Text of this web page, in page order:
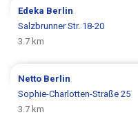
Edeka Berlin
Salzbrunner Str. 18-20
3.7 km
Netto Berlin
Sophie-Charlotten-Straße 25
3.7 km